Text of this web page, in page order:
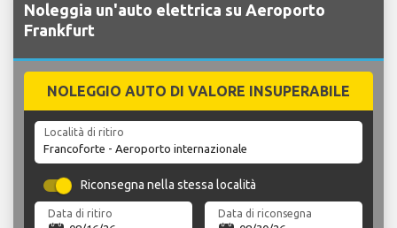
Noleggia un'auto elettrica su Aeroporto
Frankfurt
NOLEGGIO AUTO DI VALORE INSUPERABILE
Località di ritiro
Riconsegna nella stessa località
Data di ritiro Data di riconsegna